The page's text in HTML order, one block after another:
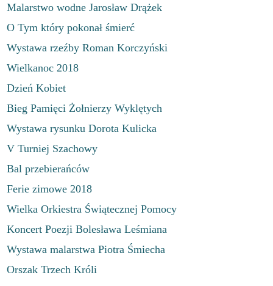
Malarstwo wodne Jarosław Drążek
O Tym który pokonał śmierć
Wystawa rzeźby Roman Korczyński
Wielkanoc 2018
Dzień Kobiet
Bieg Pamięci Żołnierzy Wyklętych
Wystawa rysunku Dorota Kulicka
V Turniej Szachowy
Bal przebierańców
Ferie zimowe 2018
Wielka Orkiestra Świątecznej Pomocy
Koncert Poezji Bolesława Leśmiana
Wystawa malarstwa Piotra Śmiecha
Orszak Trzech Króli